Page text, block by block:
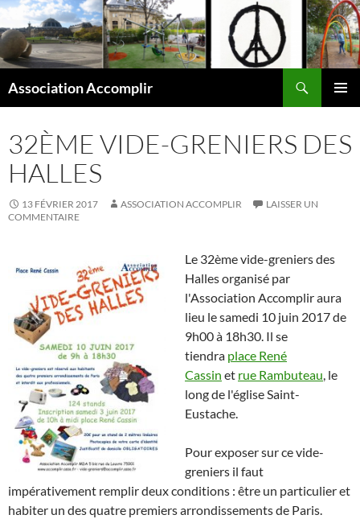
Aller
au
contenu
Association Accomplir
32ÈME VIDE-GRENIERS DES
HALLES
13 FÉVRIER 2017 ASSOCIATION ACCOMPLIR
LAISSER UN
COMMENTAIRE
Le 32ème vide-greniers des
Halles organisé par
l'Association Accomplir aura
lieu le samedi 10 juin 2017 de
9h00 à 18h30. Il se
tiendra place René
Cassin et rue Rambuteau, le
long de l'église Saint-
Eustache.
Pour exposer sur ce vide-
greniers il faut
impérativement remplir deux conditions : être un particulier et
habiter un des quatre premiers arrondissements de Paris.